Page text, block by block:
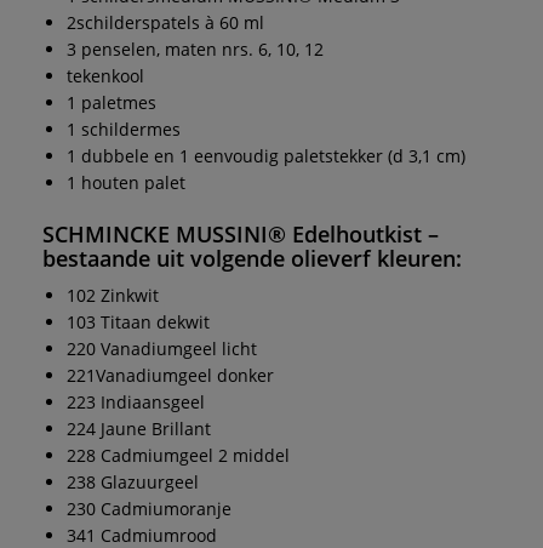
2schilderspatels à 60 ml
3 penselen, maten nrs. 6, 10, 12
tekenkool
1 paletmes
1 schildermes
1 dubbele en 1 eenvoudig paletstekker (d 3,1 cm)
1 houten palet
SCHMINCKE MUSSINI® Edelhoutkist –
bestaande uit volgende olieverf kleuren:
102 Zinkwit
103 Titaan dekwit
220 Vanadiumgeel licht
221Vanadiumgeel donker
223 Indiaansgeel
224 Jaune Brillant
228 Cadmiumgeel 2 middel
238 Glazuurgeel
230 Cadmiumoranje
341 Cadmiumrood